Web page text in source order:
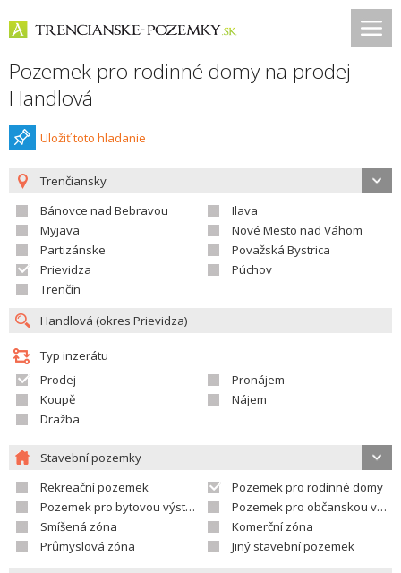
Pozemek pro rodinné domy na prodej
Handlová
Uložiť toto hladanie
Trenčiansky
Bánovce nad Bebravou
Ilava
Myjava
Nové Mesto nad Váhom
Partizánske
Považská Bystrica
Prievidza
Púchov
Trenčín
Typ inzerátu
Prodej
Pronájem
Koupě
Nájem
Dražba
Stavební pozemky
Rekreační pozemek
Pozemek pro rodinné domy
Pozemek pro bytovou výstavbu
Pozemek pro občanskou vybavenost
Smíšená zóna
Komerční zóna
Průmyslová zóna
Jiný stavební pozemek